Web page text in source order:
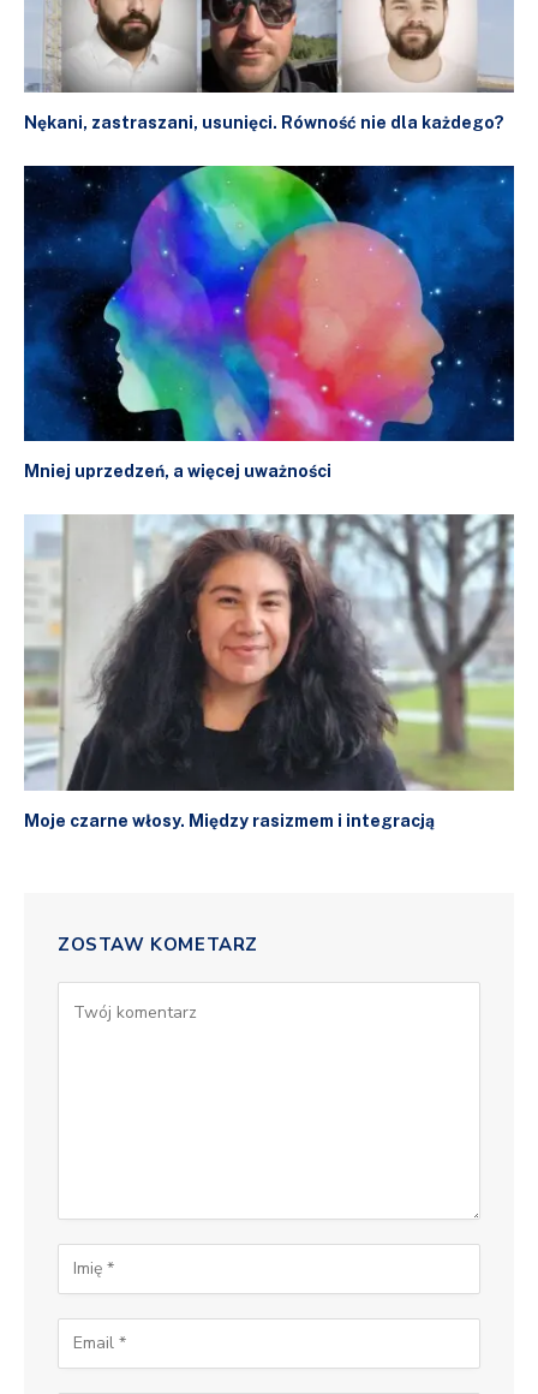
Nękani, zastraszani, usunięci. Równość nie dla każdego?
Mniej uprzedzeń, a więcej uważności
Moje czarne włosy. Między rasizmem i integracją
ZOSTAW KOMETARZ